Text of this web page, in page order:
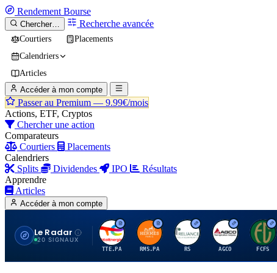
Rendement Bourse
Chercher… Recherche avancée
Courtiers
Placements
Calendriers
Articles
Accéder à mon compte
Passer au Premium — 9.99€/mois
Actions, ETF, Cryptos
Chercher une action
Comparateurs
Courtiers
Placements
Calendriers
Splits
Dividendes IPO
Résultats
Apprendre
Articles
Accéder à mon compte
Le Radar
20 SIGNAUX
T
TTE.PA
H
RMS.PA
R
RS
A
AGCO
F
FCFS